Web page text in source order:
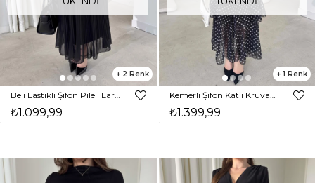
2
₺1.099,99
1
₺1.399,99